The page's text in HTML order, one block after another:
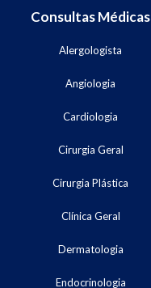
Consultas Médicas
Alergologista
Angiologia
Cardiologia
Cirurgia Geral
Cirurgia Plástica
Clínica Geral
Dermatologia
Endocrinologia